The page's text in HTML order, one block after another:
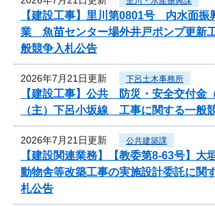
【建設工事】里川第0801号 内水面振
業 魚苗センター場外井戸ポンプ更新
般競争入札公告
2026年7月21日更新 下呂土木事務所
【建設工事】公共 防災・安全交付金
（主）下呂小坂線 工事に関する一般
2026年7月21日更新 公共建築課
【建設関連業務】【教委第8-63号】大
動物舎等改築工事の実施設計委託に関
札公告